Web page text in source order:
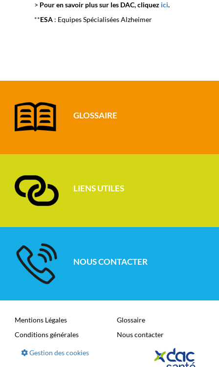
> Pour en savoir plus sur les DAC, cliquez ici.
**ESA : Equipes Spécialisées Alzheimer
GLOSSAIRE
LIENS UTILES
NOUS CONTACTER
Mentions Légales
Conditions générales
Gestion des cookies
Glossaire
Nous contacter